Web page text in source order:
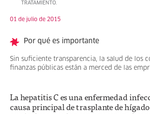
TRATAMIENTO.
01 de julio de 2015
Por qué es importante
Sin suficiente transparencia, la salud de los
finanzas públicas están a merced de las
La hepatitis C es una enfermedad
causa principal de trasplante de